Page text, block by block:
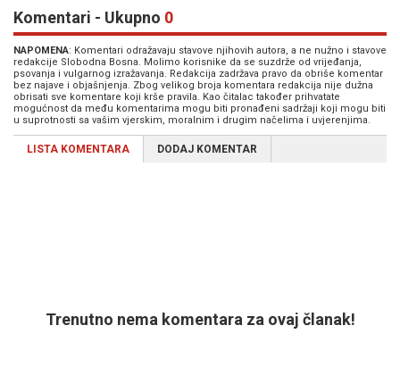
Komentari - Ukupno 0
NAPOMENA: Komentari odražavaju stavove njihovih autora, a ne nužno i stavove
redakcije Slobodna Bosna. Molimo korisnike da se suzdrže od vrijeđanja,
psovanja i vulgarnog izražavanja. Redakcija zadržava pravo da obriše komentar
bez najave i objašnjenja. Zbog velikog broja komentara redakcija nije dužna
obrisati sve komentare koji krše pravila. Kao čitalac također prihvatate
mogućnost da među komentarima mogu biti pronađeni sadržaji koji mogu biti
u suprotnosti sa vašim vjerskim, moralnim i drugim načelima i uvjerenjima.
LISTA KOMENTARA DODAJ KOMENTAR
Trenutno nema komentara za ovaj članak!